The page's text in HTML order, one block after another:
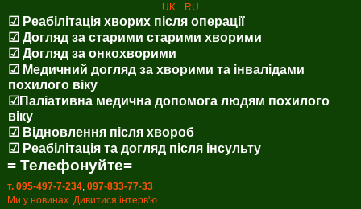
UK RU
☑ Реабілітація хворих після операції
☑ Догляд за старими старими хворими
☑ Догляд за онкохворими
☑ Медичний догляд за хворими та інвалідами
похилого віку
☑Паліативна медична допомога людям похилого
віку
☑ Відновлення після хвороб
☑ Реабілітація та догляд після інсульту
= Телефонуйте=
т. 095-497-7-234, 097-833-77-33
Ми у новинах. Дивитися інтерв'ю